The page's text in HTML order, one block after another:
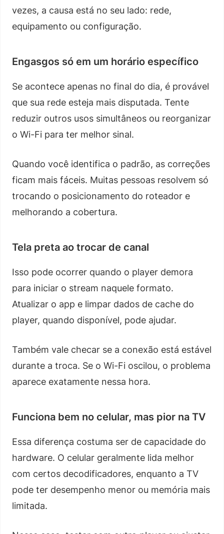
vezes, a causa está no seu lado: rede,
equipamento ou configuração.
Engasgos só em um horário específico
Se acontece apenas no final do dia, é provável
que sua rede esteja mais disputada. Tente
reduzir outros usos simultâneos ou reorganizar
o Wi-Fi para ter melhor sinal.
Quando você identifica o padrão, as correções
ficam mais fáceis. Muitas pessoas resolvem só
trocando o posicionamento do roteador e
melhorando a cobertura.
Tela preta ao trocar de canal
Isso pode ocorrer quando o player demora
para iniciar o stream naquele formato.
Atualizar o app e limpar dados de cache do
player, quando disponível, pode ajudar.
Também vale checar se a conexão está estável
durante a troca. Se o Wi-Fi oscilou, o problema
aparece exatamente nessa hora.
Funciona bem no celular, mas pior na TV
Essa diferença costuma ser de capacidade do
hardware. O celular geralmente lida melhor
com certos decodificadores, enquanto a TV
pode ter desempenho menor ou memória mais
limitada.